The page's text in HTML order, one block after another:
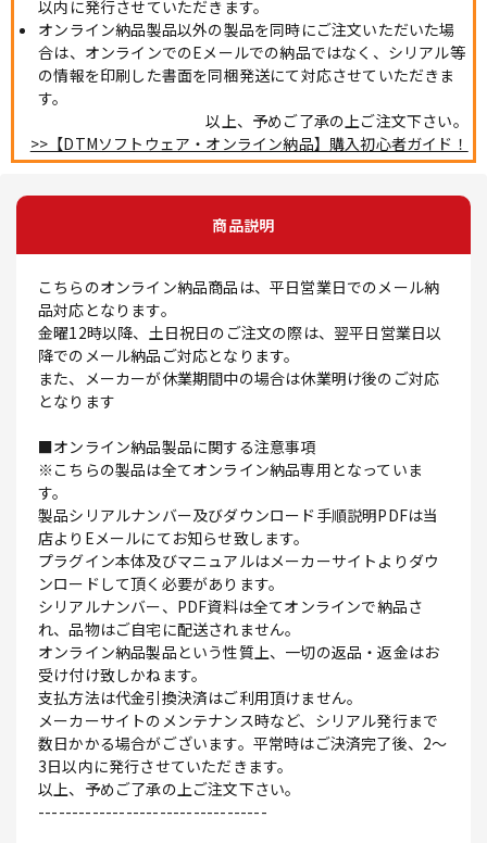
以内に発行させていただきます。
オンライン納品製品以外の製品を同時にご注文いただいた場
合は、オンラインでのEメールでの納品ではなく、シリアル等
の情報を印刷した書面を同梱発送にて対応させていただきま
す。
以上、予めご了承の上ご注文下さい。
>>【DTMソフトウェア・オンライン納品】購入初心者ガイド！
商品説明
こちらのオンライン納品商品は、平日営業日でのメール納
品対応となります。
金曜12時以降、土日祝日のご注文の際は、翌平日営業日以
降でのメール納品ご対応となります。
また、メーカーが休業期間中の場合は休業明け後のご対応
となります
■オンライン納品製品に関する注意事項
※こちらの製品は全てオンライン納品専用となっていま
す。
製品シリアルナンバー及びダウンロード手順説明PDFは当
店よりEメールにてお知らせ致します。
プラグイン本体及びマニュアルはメーカーサイトよりダウ
ンロードして頂く必要があります。
シリアルナンバー、PDF資料は全てオンラインで納品さ
れ、品物はご自宅に配送されません。
オンライン納品製品という性質上、一切の返品・返金はお
受け付け致しかねます。
支払方法は代金引換決済はご利用頂けません。
メーカーサイトのメンテナンス時など、シリアル発行まで
数日かかる場合がございます。平常時はご決済完了後、2～
3日以内に発行させていただきます。
以上、予めご了承の上ご注文下さい。
----------------------------------